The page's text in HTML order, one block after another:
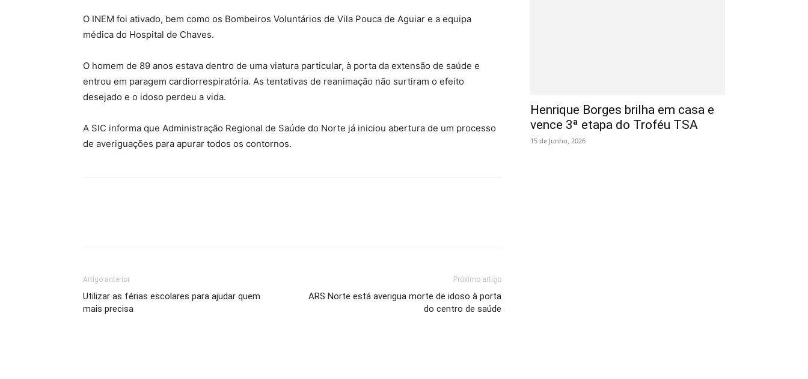
O INEM foi ativado, bem como os Bombeiros Voluntários de Vila Pouca de Aguiar e a equipa
médica do Hospital de Chaves.
O homem de 89 anos estava dentro de uma viatura particular, à porta da extensão de saúde e
entrou em paragem cardiorrespiratória. As tentativas de reanimação não surtiram o efeito
desejado e o idoso perdeu a vida.
A SIC informa que Administração Regional de Saúde do Norte já iniciou abertura de um processo
de averiguações para apurar todos os contornos.
Artigo anterior
Utilizar as férias escolares para ajudar quem
mais precisa
Próximo artigo
ARS Norte está averigua morte de idoso à porta
do centro de saúde
Henrique Borges brilha em casa e
vence 3ª etapa do Troféu TSA
15 de Junho, 2026